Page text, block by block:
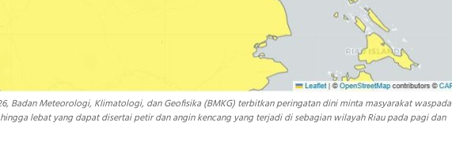
Badan Meteorologi, Klimatologi, dan Geofisika (BMKG) terbitkan peringatan dini minta masyarakat waspada
lebat yang dapat disertai petir dan angin kencang yang terjadi di sebagian wilayah Riau pada pagi dan